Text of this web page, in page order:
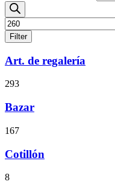
Filter
Art. de regalería
293
Bazar
167
Cotillón
8